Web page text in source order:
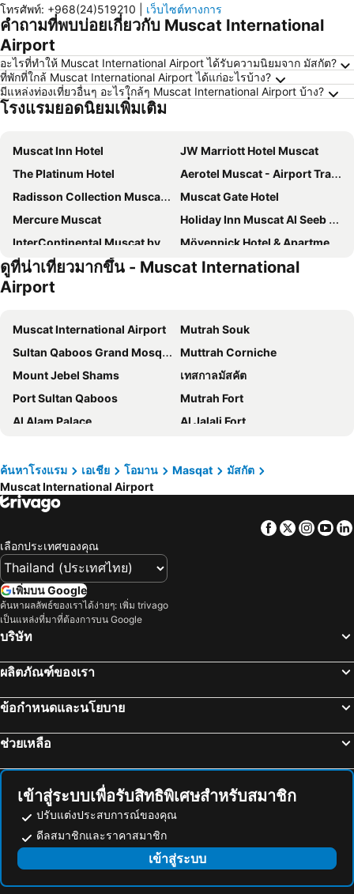
โทรศัพท์: +968(24)519210 เว็บไซต์ทางการ
คำถามที่พบบ่อยเกี่ยวกับ Muscat International
Airport
อะไรที่ทำให้ Muscat International Airport ได้รับความนิยมจาก มัสกัต?
ที่พักที่ใกล้ Muscat International Airport ได้แก่อะไรบ้าง?
มีแหล่งท่องเที่ยวอื่นๆ อะไรใกล้ๆ Muscat International Airport บ้าง?
โรงแรมยอดนิยมเพิ่มเติม
Muscat Inn Hotel
JW Marriott Hotel Muscat
The Platinum Hotel
Aerotel Muscat - Airport Transit Hotel
Radisson Collection Muscat, Hormuz Grand
Muscat Gate Hotel
Mercure Muscat
Holiday Inn Muscat Al Seeb By Ihg
InterContinental Muscat by IHG
Mövenpick Hotel & Apartments Ghala Muscat
Hilton Garden Inn Muscat Al Khuwair
Radisson Blu Hotel, Muscat
Fraser Suites Muscat
Grand Hyatt Muscat
Radisson Hotel Muscat Panorama
Ramada Encore by Wyndham Muscat Al-Ghubra
Royal Tulip Muscat
IntercityHotel Bawshar Muscat
IntercityHotel Muscat
Wyndham Garden Muscat Al Khuwair
Al Maha International
Aloft Muscat
Studio M Muscat
Wave View Hotel
Kempinski Hotel Muscat
Muscat Hills Hotel
ดูที่น่าเที่ยวมากขึ้น - Muscat International
Airport
Muscat International Airport
Mutrah Souk
Sultan Qaboos Grand Mosque
Muttrah Corniche
Mount Jebel Shams
เทสกาลมัสคัต
Port Sultan Qaboos
Mutrah Fort
Al Alam Palace
Al Jalali Fort
Al Naseem
Nakhl Fort
Hugarah
Al Awabi Fort
Fort Qala'at al-Qesra
Sur Beach
Wadi Tiwi Oasis
ค้นหาโรงแรม เอเชีย โอมาน Masqat
มัสกัต
Muscat International Airport
Facebook
Twitter
เลือกประเทศของคุณ
เพิ่มบน Google
ค้นหาผลลัพธ์ของเราได้ง่ายๆ: เพิ่ม trivago
เป็นแหล่งที่มาที่ต้องการบน Google
บริษัท
ผลิตภัณฑ์ของเรา
ข้อกำหนดและนโยบาย
ช่วยเหลือ
เข้าสู่ระบบเพื่อรับสิทธิพิเศษสำหรับสมาชิก
ปรับแต่งประสบการณ์ของคุณ
ดีลสมาชิกและราคาสมาชิก
เข้าสู่ระบบ